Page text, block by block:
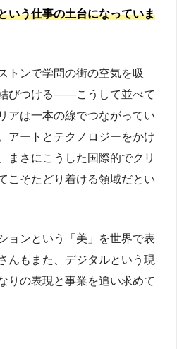
いう仕事の土台になっていま
トンで学問の街の空気を吸
びつける——こうして並べて
アは一本の線でつながってい
アートとテクノロジーをかけ
まさにこうした国際的でクリ
こそたどり着ける領域だとい
ョンという「美」を世界で表
んもまた、デジタルという現
りの表現と事業を追い求めて